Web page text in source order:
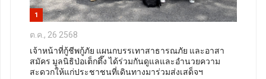
1
ต.ค., 26 2568
เจ้าหน้าที่กู้ชีพกู้ภัย แผนกบรรเทาสาธารณภัย และอาสา
สมัคร มูลนิธิป่อเต็กตึ๊ง ได้ร่วมกันดูแลและอำนวยความ
สะดวกให้แก่ประชาชนที่เดินทางมาร่วมส่งเสด็จฯ